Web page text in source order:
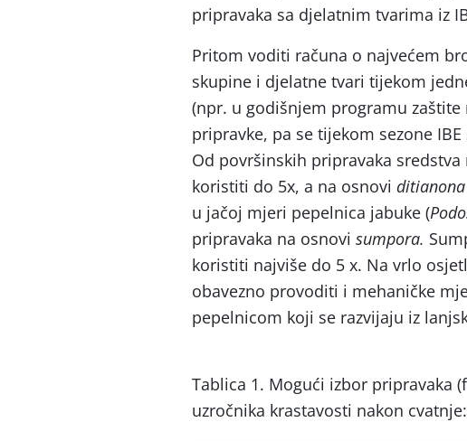
pripravaka sa djelatnim tvarima iz
Pritom voditi računa o najvećem
skupine i djelatne tvari tijekom
(npr. u godišnjem programu
pripravke, pa se tijekom sezone
Od površinskih pripravaka sredstva
koristiti do 5x, a na osnovi ditianona
u jačoj mjeri pepelnica jabuke (
pripravaka na osnovi sumpora.
koristiti najviše do 5 x. Na vrlo
obavezno provoditi i mehaničke
pepelnicom koji se razvijaju iz
Tablica 1. Mogući izbor pripravaka
uzročnika krastavosti nakon cvatnje: